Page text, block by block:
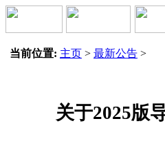
当前位置: 主页 > 最新公告 >
关于2025版